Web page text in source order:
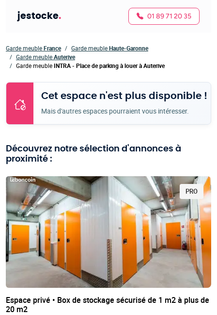
jestocke. 01 89 71 20 35
Garde meubleFrance Garde meubleHaute-Garonne
Garde meubleAuterive
Garde meubleINTRA - Place de parking à louer à Auterive
Cet espace n'est plus disponible !
Mais d'autres espaces pourraient vous intéresser.
Découvrez notre sélection d'annonces à
proximité :
PRO
Espace privé • Box de stockage sécurisé de 1 m2 à plus de
20 m2